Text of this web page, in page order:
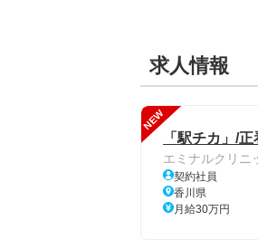
求人情報
NEW
「駅チカ」/
エミナルクリニ
契約社員
香川県
月給30万円